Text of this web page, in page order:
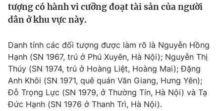
Thế giới
Thế giới đó đây
Câu chuyện quốc tế
Kinh tế
Tài chính
Thị trường
Góc doanh nghiệp
Dữ liệu và đời sống
Truyền hình
tượng có hành vi cưỡng đoạt tài sản của người
dân ở khu vực này.
Danh tính các đối tượng được làm rõ là Nguyễn Hồng
Hạnh (SN 1967, trú ở Phú Xuyên, Hà Nội); Nguyễn Thị
Thúy (SN 1974, trú ở Hoàng Liệt, Hoàng Mai); Đặng
Anh Khôi (SN 1971, quê quán Văn Giang, Hưng Yên);
Đỗ Trọng Lực (SN 1979, ở Thường Tín, Hà Nội) và Tạ
Đức Hạnh (SN 1976 ở Thanh Trì, Hà Nội).